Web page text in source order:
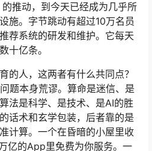
推动，到今天已经成为几乎所
施。字节跳动有超过10万名员
荐系统的研发和维护。它每天
十亿条。
的人，这两者有什么共同点？
题本身荒谬。算命是迷信、是
法是科学、是技术、是AI的胜
话术和玄学包装，后者靠的是
计算。一个在昏暗的小屋里收
亿的App里免费为你服务。一